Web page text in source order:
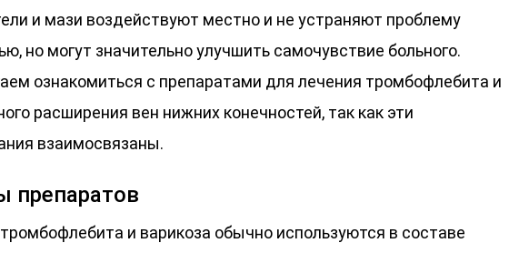
и мази воздействуют местно и не устраняют проблему
но могут значительно улучшить самочувствие больного.
ознакомиться с препаратами для лечения тромбофлебита и
расширения вен нижних конечностей, так как эти
взаимосвязаны.
препаратов
и варикоза обычно используются в составе